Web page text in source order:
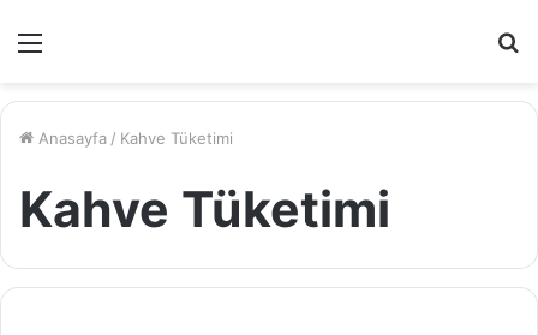
Menü
Anasayfa / Kahve Tüketimi
Kahve Tüketimi